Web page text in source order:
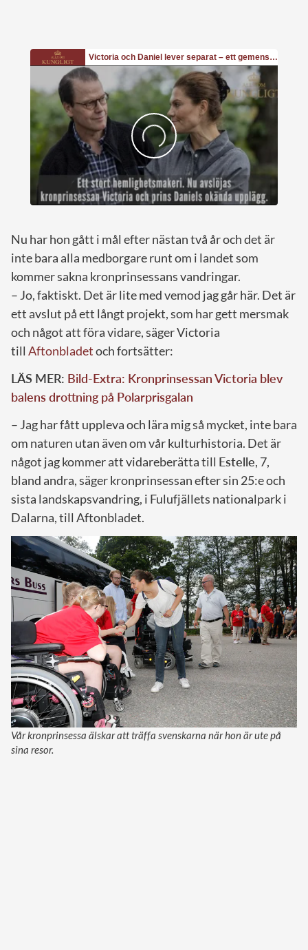
Nu har hon gått i mål efter nästan två år och det är
inte bara alla medborgare runt om i landet som
kommer sakna kronprinsessans vandringar.
– Jo, faktiskt. Det är lite med vemod jag går här. Det är
ett avslut på ett långt projekt, som har gett mersmak
och något att föra vidare, säger Victoria
till Aftonbladetoch fortsätter:
LÄS MER: Bild-Extra: Kronprinsessan Victoria blev
balens drottning på Polarprisgalan
– Jag har fått uppleva och lära mig så mycket, inte bara
om naturen utan även om vår kulturhistoria. Det är
något jag kommer att vidareberätta till Estelle, 7,
bland andra, säger kronprinsessan efter sin 25:e och
sista landskapsvandring, i Fulufjällets nationalpark i
Dalarna, till Aftonbladet.
Vår kronprinsessa älskar att träffa svenskarna när hon är ute på
sina resor.